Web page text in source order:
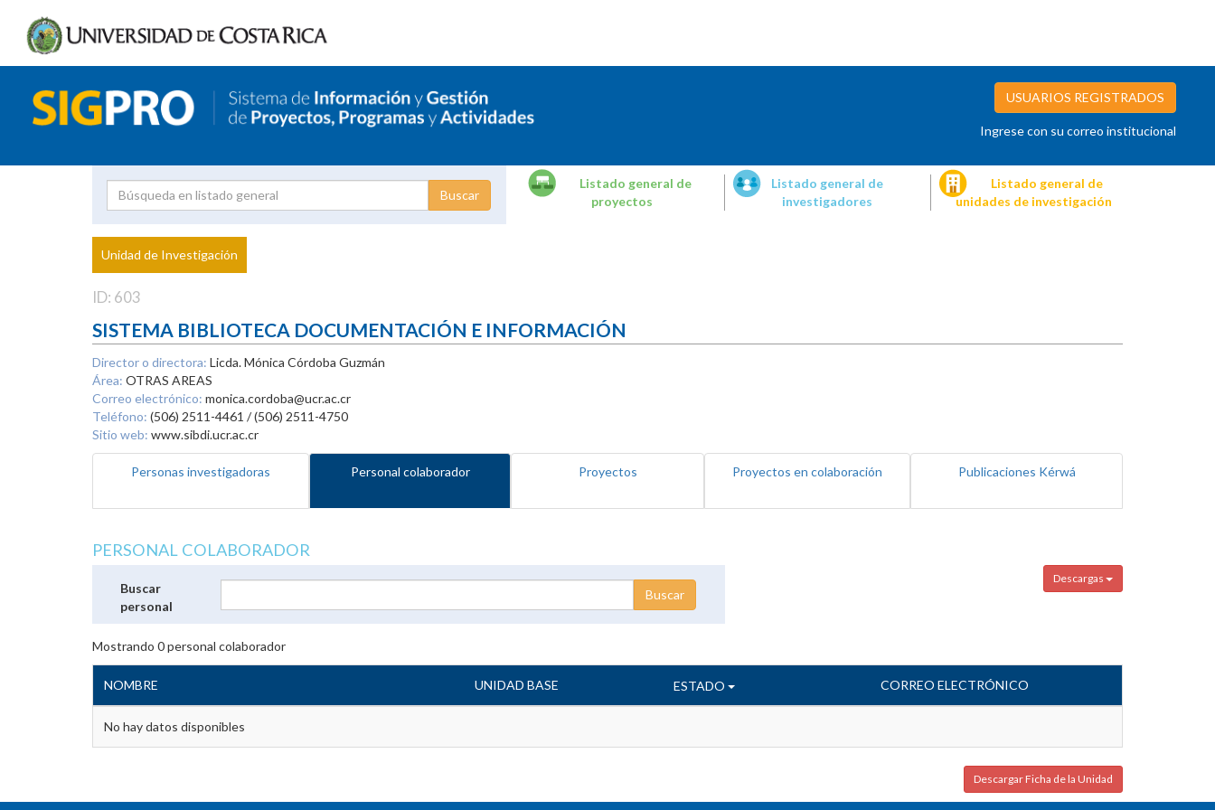
USUARIOS REGISTRADOS
Ingrese con su correo institucional
Proyecto
Investigador
Listado general de
proyectos
Listado general de
investigadores
Listado general de
unidades de investigación
Unidad de Investigación
ID: 603
SISTEMA BIBLIOTECA DOCUMENTACIÓN E INFORMACIÓN
Director o directora: Licda. Mónica Córdoba Guzmán
Área: OTRAS AREAS
Correo electrónico: monica.cordoba@ucr.ac.cr
Teléfono: (506) 2511-4461 / (506) 2511-4750
Sitio web: www.sibdi.ucr.ac.cr
Personas investigadoras Personal colaborador Proyectos Proyectos en colaboración Publicaciones Kérwá
PERSONAL COLABORADOR
Descargas
Buscar
personal
Mostrando 0personal colaborador
NOMBRE UNIDAD BASE ESTADO CORREO ELECTRÓNICO
No hay datos disponibles
Descargar Ficha de la Unidad